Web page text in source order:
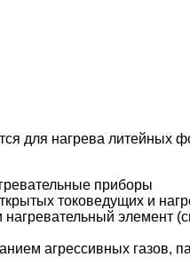
для нагрева
приборы
токоведущих и
агрессивных газов,